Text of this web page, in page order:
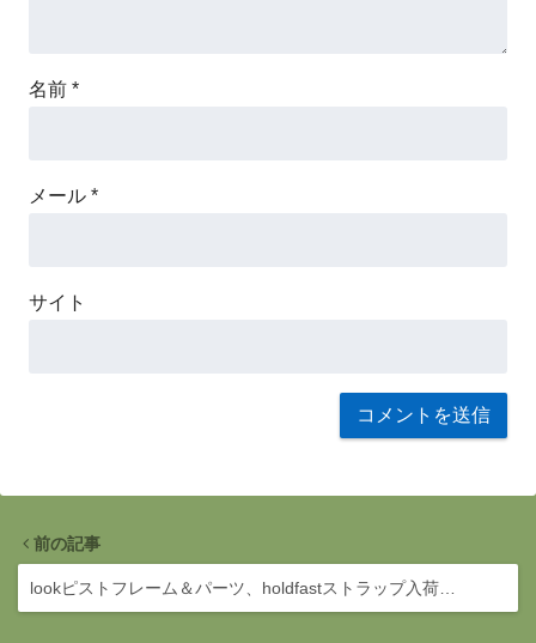
名前 *
メール *
サイト
前の記事
lookピストフレーム＆パーツ、holdfastストラップ入荷…